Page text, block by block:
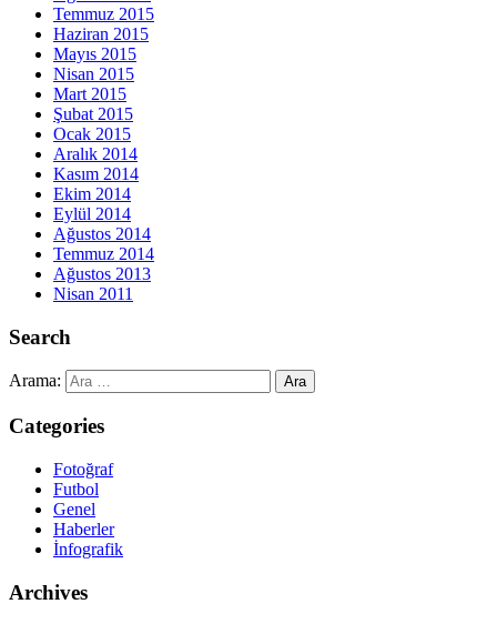
Temmuz 2015
Haziran 2015
Mayıs 2015
Nisan 2015
Mart 2015
Şubat 2015
Ocak 2015
Aralık 2014
Kasım 2014
Ekim 2014
Eylül 2014
Ağustos 2014
Temmuz 2014
Ağustos 2013
Nisan 2011
Search
Arama:
Categories
Fotoğraf
Futbol
Genel
Haberler
İnfografik
Archives